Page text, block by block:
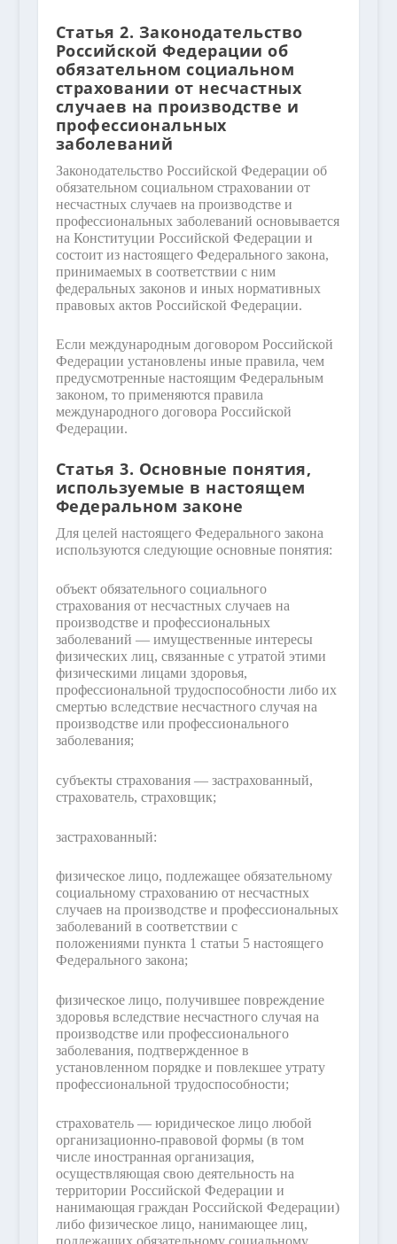
Статья 2. Законодательство
Российской Федерации об
обязательном социальном
страховании от несчастных
случаев на производстве и
профессиональных
заболеваний
Законодательство Российской Федерации об
обязательном социальном страховании от
несчастных случаев на производстве и
профессиональных заболеваний основывается
на Конституции Российской Федерации и
состоит из настоящего Федерального закона,
принимаемых в соответствии с ним
федеральных законов и иных нормативных
правовых актов Российской Федерации.
Если международным договором Российской
Федерации установлены иные правила, чем
предусмотренные настоящим Федеральным
законом, то применяются правила
международного договора Российской
Федерации.
Статья 3. Основные понятия,
используемые в настоящем
Федеральном законе
Для целей настоящего Федерального закона
используются следующие основные понятия:
объект обязательного социального
страхования от несчастных случаев на
производстве и профессиональных
заболеваний — имущественные интересы
физических лиц, связанные с утратой этими
физическими лицами здоровья,
профессиональной трудоспособности либо их
смертью вследствие несчастного случая на
производстве или профессионального
заболевания;
субъекты страхования — застрахованный,
страхователь, страховщик;
застрахованный:
физическое лицо, подлежащее обязательному
социальному страхованию от несчастных
случаев на производстве и профессиональных
заболеваний в соответствии с
положениями пункта 1 статьи 5 настоящего
Федерального закона;
физическое лицо, получившее повреждение
здоровья вследствие несчастного случая на
производстве или профессионального
заболевания, подтвержденное в
установленном порядке и повлекшее утрату
профессиональной трудоспособности;
страхователь — юридическое лицо любой
организационно-правовой формы (в том
числе иностранная организация,
осуществляющая свою деятельность на
территории Российской Федерации и
нанимающая граждан Российской Федерации)
либо физическое лицо, нанимающее лиц,